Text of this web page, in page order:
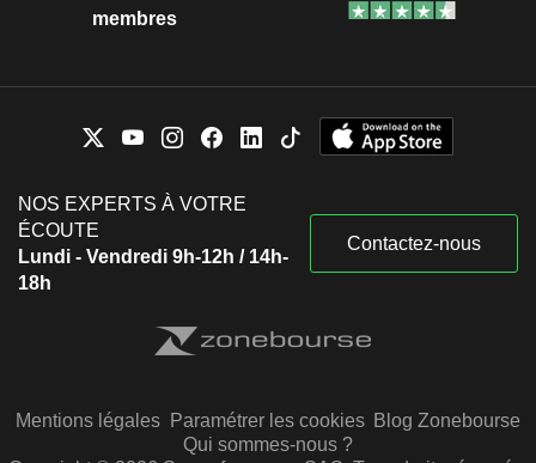
membres
NOS EXPERTS À VOTRE
ÉCOUTE
Lundi - Vendredi 9h-12h / 14h-
18h
Contactez-nous
Mentions légales Paramétrer les cookies Blog Zonebourse
Qui sommes-nous ?